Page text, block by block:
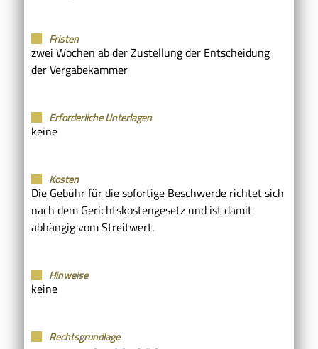
Fristen
zwei Wochen ab der Zustellung der Entscheidung
der Vergabekammer
Erforderliche Unterlagen
keine
Kosten
Die Gebühr für die sofortige Beschwerde richtet sich
nach dem Gerichtskostengesetz und ist damit
abhängig vom Streitwert.
Hinweise
keine
Rechtsgrundlage